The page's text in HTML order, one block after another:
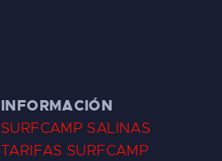
INFORMACIÓN
SURFCAMP SALINAS
TARIFAS SURFCAMP